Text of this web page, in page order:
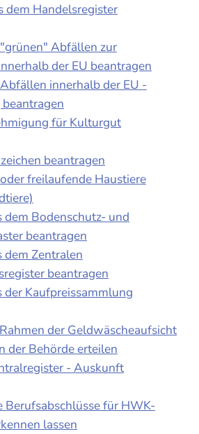
dem Handelsregister
Abfällen zur
der EU beantragen
innerhalb der EU -
für Kulturgut
beantragen
freilaufende Haustiere
Bodenschutz- und
beantragen
Zentralen
beantragen
Kaufpreissammlung
der Geldwäscheaufsicht
der Behörde erteilen
- Auskunft
Berufsabschlüsse für HWK-
lassen